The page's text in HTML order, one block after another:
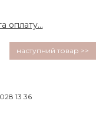
оплату...
наступний товар >>
13 36